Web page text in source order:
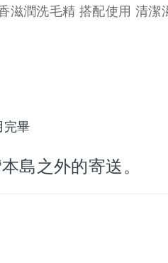
滋潤洗毛精 搭配使用 清潔
完畢
島之外的寄送。